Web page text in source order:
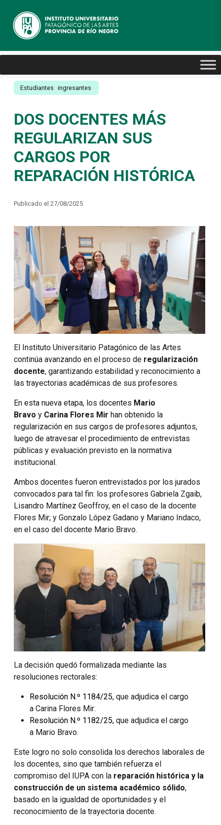
Estudiantes ingresantes
DOS DOCENTES MÁS
REGULARIZAN SUS
CARGOS POR
REPARACIÓN HISTÓRICA
Publicado el 27/08/2025
El Instituto Universitario Patagónico de las Artes
continúa avanzando en el proceso de regularización
docente, garantizando estabilidad y reconocimiento a
las trayectorias académicas de sus profesores.
En esta nueva etapa, los docentes Mario
Bravo y Carina Flores Mir han obtenido la
regularización en sus cargos de profesores adjuntos,
luego de atravesar el procedimiento de entrevistas
públicas y evaluación previsto en la normativa
institucional.
Ambos docentes fueron entrevistados por los jurados
convocados para tal fin: los profesores Gabriela Zgaib,
Lisandro Martínez Geoffroy, en el caso de la docente
Flores Mir; y Gonzalo López Gadano y Mariano Indaco,
en el caso del docente Mario Bravo.
La decisión quedó formalizada mediante las
resoluciones rectorales:
Resolución N.º 1184/25, que adjudica el cargo
a Carina Flores Mir.
Resolución N.º 1182/25, que adjudica el cargo
a Mario Bravo.
Este logro no solo consolida los derechos laborales de
los docentes, sino que también refuerza el
compromiso del IUPA con la reparación histórica y la
construcción de un sistema académico sólido,
basado en la igualdad de oportunidades y el
reconocimiento de la trayectoria docente.